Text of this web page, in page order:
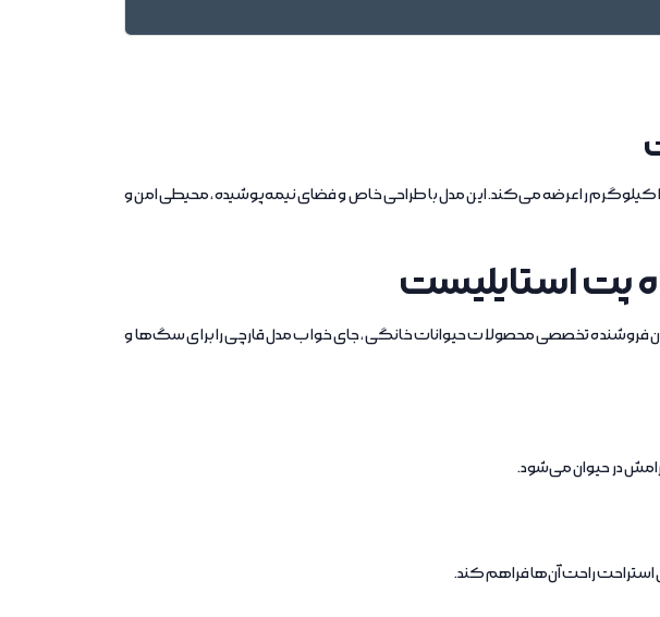
به عنوان فروشنده تخصصی لوازم حیوانات خانگی، جای خواب مدل قارچی مناسب حیوانات تا 10 کیلوگرم را عرضه می‌کند. این مدل با طراحی خاص و فضای نیمه‌پوشیده، محیطی امن و
پت استایلیست
فروشنده تخصصی محصولات حیوانات خانگی، جای خواب مدل قارچی را برای سگ‌ها و
در حیوان می‌شود.